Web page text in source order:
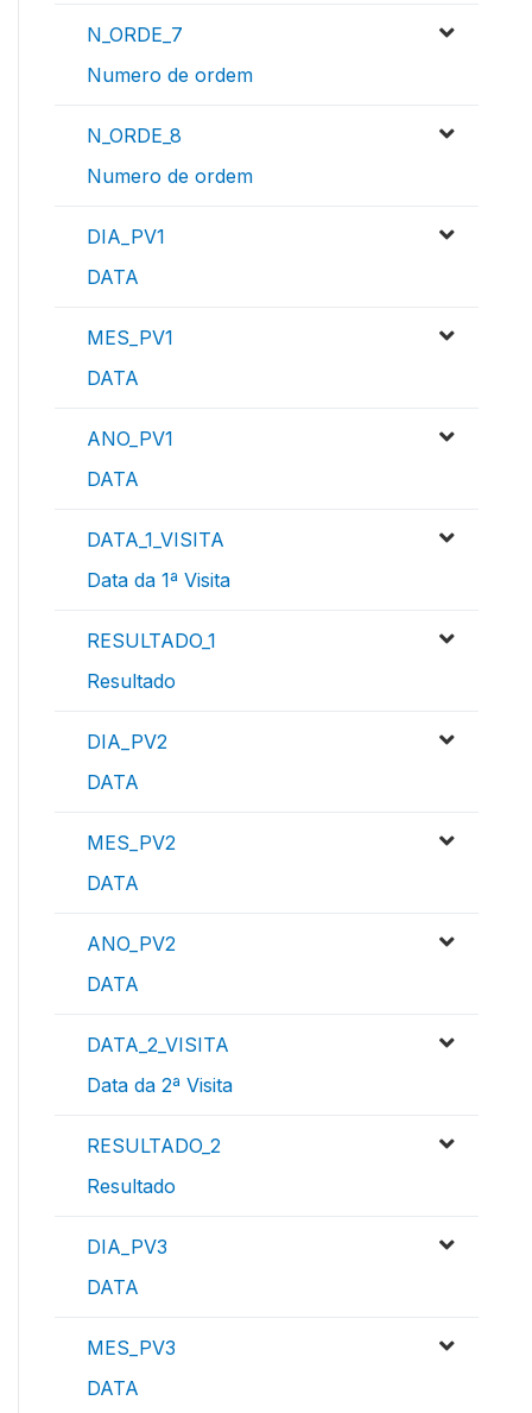
N_ORDE_7
Numero de ordem
N_ORDE_8
Numero de ordem
DIA_PV1
DATA
MES_PV1
DATA
ANO_PV1
DATA
DATA_1_VISITA
Data da 1ª Visita
RESULTADO_1
Resultado
DIA_PV2
DATA
MES_PV2
DATA
ANO_PV2
DATA
DATA_2_VISITA
Data da 2ª Visita
RESULTADO_2
Resultado
DIA_PV3
DATA
MES_PV3
DATA